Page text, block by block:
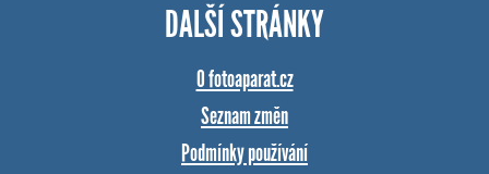
DALŠÍ STRÁNKY
O fotoaparat.cz
Seznam změn
Podmínky používání